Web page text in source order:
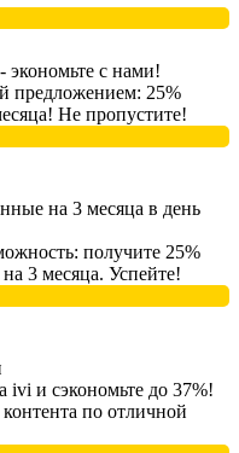
экономьте с нами!
предложением: 25%
Не пропустите!
на 3 месяца в день
получите 25%
3 месяца. Успейте!
и сэкономьте до 37%!
по отличной